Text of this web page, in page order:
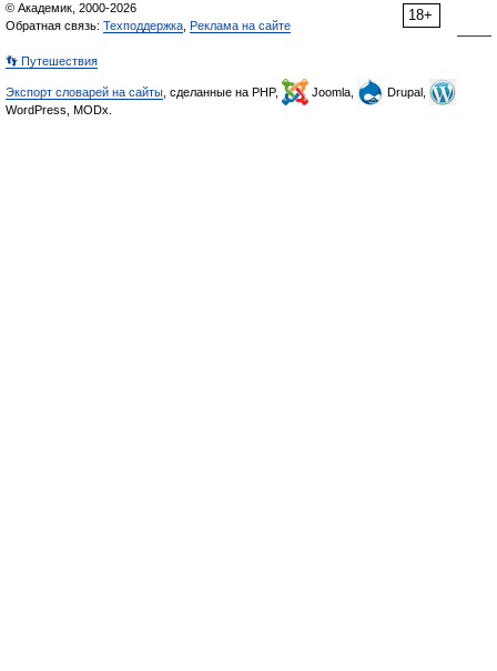
18+
© Академик, 2000-2026
Обратная связь: Техподдержка Реклама на сайте
👣 Путешествия
Экспорт словарей на сайты , сделанные на PHP, Joomla,
Drupal,
WordPress, MODx.